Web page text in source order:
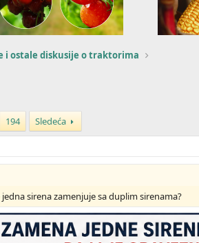
i ostale diskusije o traktorima
194 Sledeća
sirena zamenjuje sa duplim sirenama?